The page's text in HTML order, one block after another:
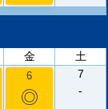
金
土
6
◎
7
-